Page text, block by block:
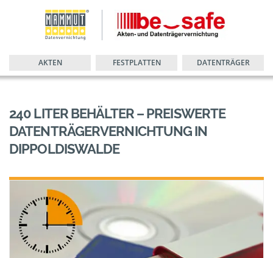
AKTEN FESTPLATTEN DATENTRÄGER
240 LITER BEHÄLTER – PREISWERTE
DATENTRÄGERVERNICHTUNG IN
DIPPOLDISWALDE